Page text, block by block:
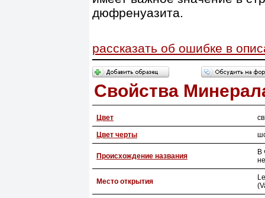
дюфренуазита.
рассказать об ошибке в
Свойства
Цвет
Цвет черты
Происхождение названия
В
Место открытия